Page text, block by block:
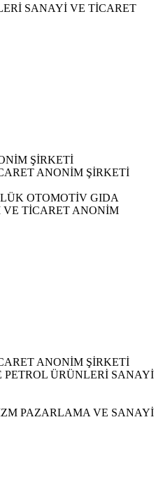
SANAYİ VE TİCARET
ŞİRKETİ
ANONİM ŞİRKETİ
OTOMOTİV GIDA
TİCARET ANONİM
ANONİM ŞİRKETİ
ÜRÜNLERİ SANAYİ
PAZARLAMA VE SANAYİ